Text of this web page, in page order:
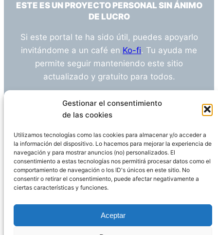
Gestionar el consentimiento
de las cookies
Utilizamos tecnologías como las cookies para almacenar y/o acceder a
la información del dispositivo. Lo hacemos para mejorar la experiencia de
navegación y para mostrar anuncios (no) personalizados. El
consentimiento a estas tecnologías nos permitirá procesar datos como el
comportamiento de navegación o los ID's únicos en este sitio. No
consentir o retirar el consentimiento, puede afectar negativamente a
ciertas características y funciones.
Aceptar
ESTE ES UN PROYECTO PERSONAL SIN ÁNIMO
DE LUCRO
Si este portal te ha sido útil, puedes apoyarlo
invitándome a un café en Ko-fi. Tu ayuda me
permite seguir manteniendo este sitio
actualizado y gratuito para todos.
¿Tienes alguna duda o sugerencia? Escríbeme
info@empleosanitarioinvestigacion.es
Descargo de Responsabilidad
Declaración de Privacidad Política de cookies
WordPress